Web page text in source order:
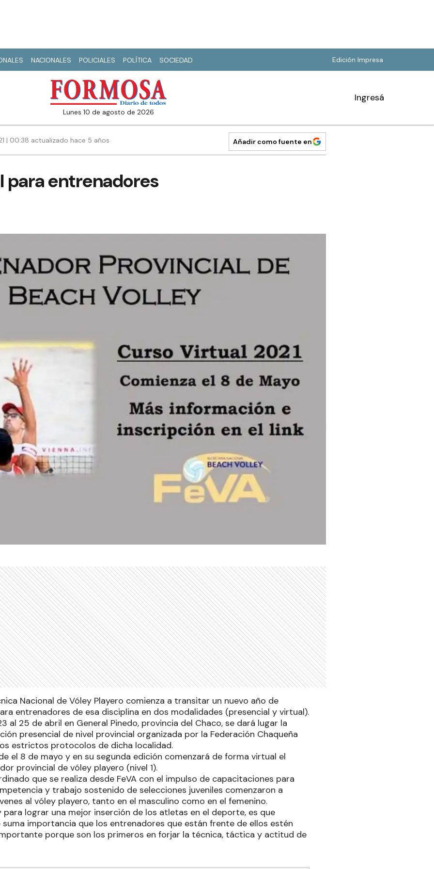
NACIONALES POLICIALES POLÍTICA SOCIEDAD Edición Impresa
lunes 10 de agosto de 2026
Ingresá
| 00:38 actualizado hace 5 años Añadir como fuente en
para entrenadores
Nacional de Vóley Playero comienza a transitar un nuevo año de
entrenadores de esa disciplina en dos modalidades (presencial y virtual).
al 25 de abril en General Pinedo, provincia del Chaco, se dará lugar la
presencial de nivel provincial organizada por la Federación Chaqueña
estrictos protocolos de dicha localidad.
el 8 de mayo y en su segunda edición comenzará de forma virtual el
provincial de vóley playero (nivel 1).
que se realiza desde FeVA con el impulso de capacitaciones para
y trabajo sostenido de selecciones juveniles comenzaron a
al vóley playero, tanto en el masculino como en el femenino.
para lograr una mejor inserción de los atletas en el deporte, es que
importancia que los entrenadores que están frente de ellos estén
porque son los primeros en forjar la técnica, táctica y actitud de